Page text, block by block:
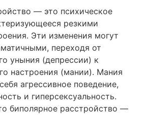
— это психическое
резкими
Эти изменения могут
переходя от
уныния (депрессии) к
настроения (мании). Мания
агрессивное поведение,
и гиперсексуальность.
биполярное расстройство —